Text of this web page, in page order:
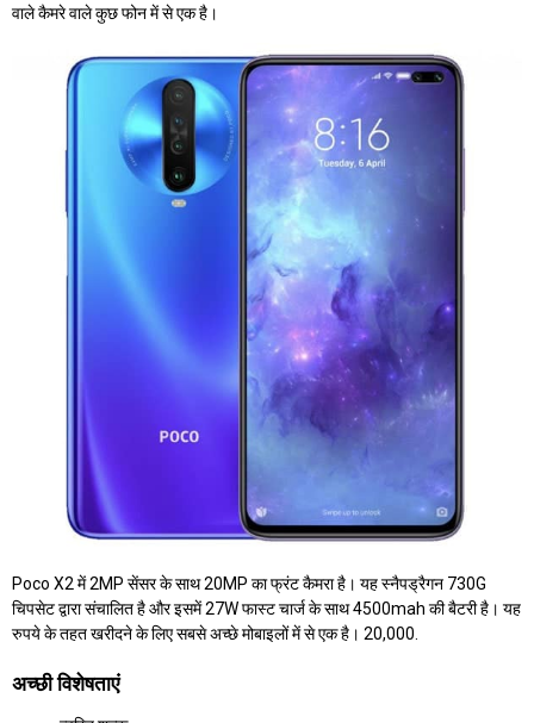
वाले कैमरे वाले कुछ फोन में से एक है।
Poco X2 में 2MP सेंसर के साथ 20MP का फ्रंट कैमरा है। यह स्नैपड्रैगन 730G
चिपसेट द्वारा संचालित है और इसमें 27W फास्ट चार्ज के साथ 4500mah की बैटरी है। यह
रुपये के तहत खरीदने के लिए सबसे अच्छे मोबाइलों में से एक है। 20,000.
अच्छी विशेषताएं